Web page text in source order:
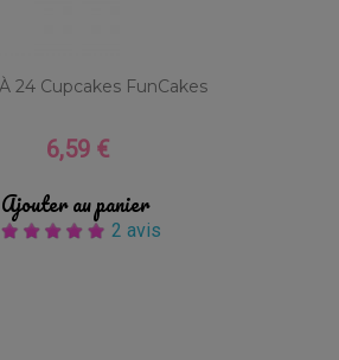
24 Cupcakes FunCakes
Prix
6,59 €
Ajouter au panier
2 avis